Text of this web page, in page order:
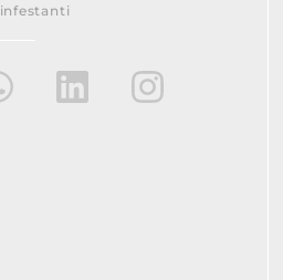
infestanti